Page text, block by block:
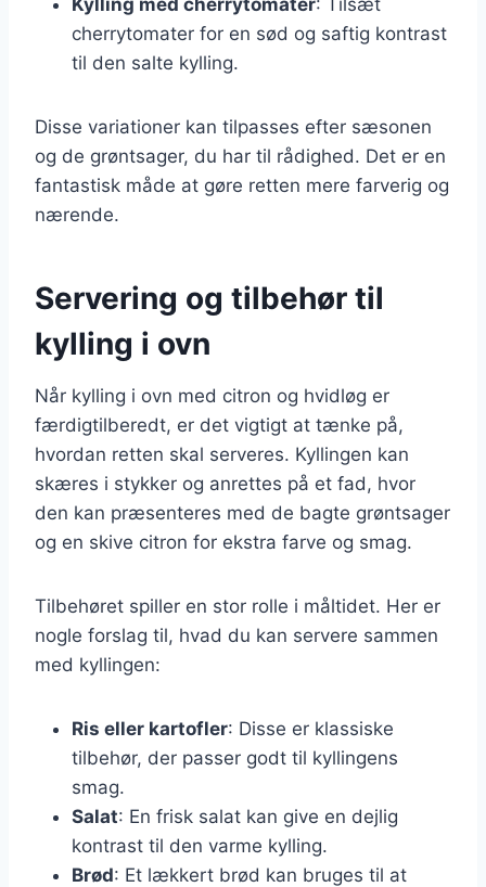
cherrytomater for en sød og saftig kontrast
til den salte kylling.
Disse variationer kan tilpasses efter sæsonen
og de grøntsager, du har til rådighed. Det er en
fantastisk måde at gøre retten mere farverig og
nærende.
Servering og tilbehør til
kylling i ovn
Når kylling i ovn med citron og hvidløg er
færdigtilberedt, er det vigtigt at tænke på,
hvordan retten skal serveres. Kyllingen kan
skæres i stykker og anrettes på et fad, hvor
den kan præsenteres med de bagte grøntsager
og en skive citron for ekstra farve og smag.
Tilbehøret spiller en stor rolle i måltidet. Her er
nogle forslag til, hvad du kan servere sammen
med kyllingen:
Ris eller kartofler: Disse er klassiske
tilbehør, der passer godt til kyllingens
smag.
Salat: En frisk salat kan give en dejlig
kontrast til den varme kylling.
Brød: Et lækkert brød kan bruges til at